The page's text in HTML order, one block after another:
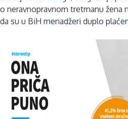
o neravnopravnom tretmanu žena
da su u BiH menadžeri duplo